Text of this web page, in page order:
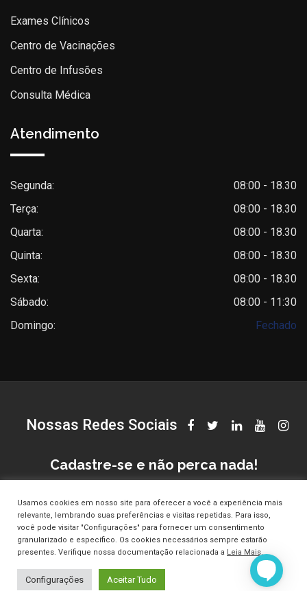
Exames Clínicos
Centro de Vacinações
Centro de Infusões
Consulta Médica
Atendimento
Segunda:
08:00 - 18.30
Terça:
08:00 - 18.30
Quarta:
08:00 - 18.30
Quinta:
08:00 - 18.30
Sexta:
08:00 - 18.30
Sábado:
08:00 - 11:30
Domingo:
Fechado
Nossas Redes Sociais
Cadastre-se e não perca nada!
© Copyright Clinica Croce 2025. Todos os direitos reservados.
Usamos cookies em nosso site para oferecer a você a experiência mais
relevante, lembrando suas preferências e visitas repetidas. Para isso,
você pode visitar "Configurações" para fornecer um consentimento
granularizado e específico. Os cookies necessários sempre estarão
presentes. Verifique nossa documentação relacionada a Leia Mais.
Configurações Aceitar Tudo